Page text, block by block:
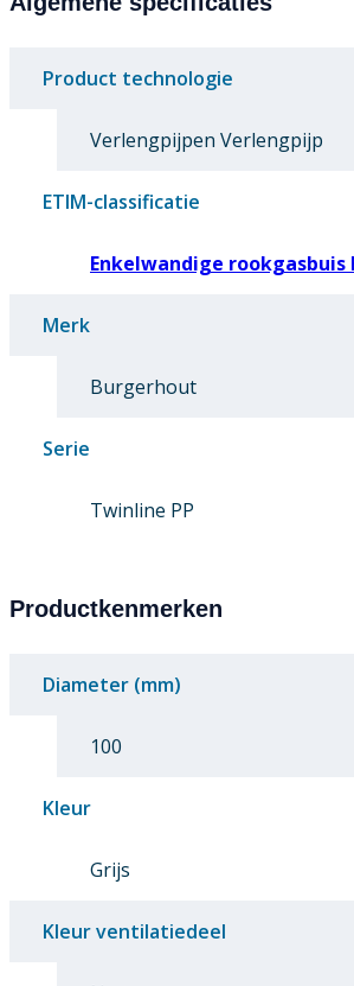
Product technologie
Verlengpijpen Verlengpijp
ETIM-classificatie
Enkelwandige rookgasbuis
Merk
Burgerhout
Serie
Twinline PP
Productkenmerken
Diameter (mm)
100
Kleur
Grijs
Kleur ventilatiedeel